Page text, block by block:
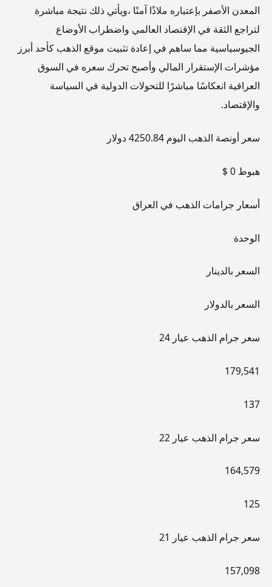
المعدن الأصفر بإعتباره ملاذًا آمنًا ،ويأتي ذلك نتيجة مباشرة
لتراجع الثقة في الإقتصاد العالمي واضطراب الأوضاع
الجيوسياسية مما ساهم في إعادة تثبيت موقع الذهب كأحد أبرز
مؤشرات الإستقرار المالي وأصبح تحرك سعره في السوق
العراقية انعكاسًا مباشرًا للتحولات الدولية في السياسة
والإقتصاد.
سعر أونصة الذهب اليوم 4250.84 دولار
هبوط 0 $
أسعار جرامات الذهب في العراق
الوحدة
السعر بالدينار
السعر بالدولار
سعر جرام الذهب عيار 24
179,541
137
سعر جرام الذهب عيار 22
164,579
125
سعر جرام الذهب عيار 21
157,098